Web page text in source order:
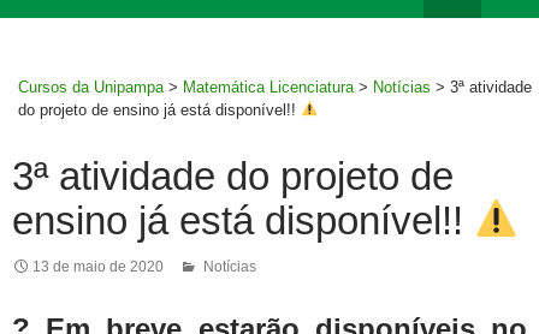
Cursos da Unipampa > Matemática Licenciatura > Notícias > 3ª atividade
do projeto de ensino já está disponível!!
3ª atividade do projeto de
ensino já está disponível!!
13 de maio de 2020 Notícias